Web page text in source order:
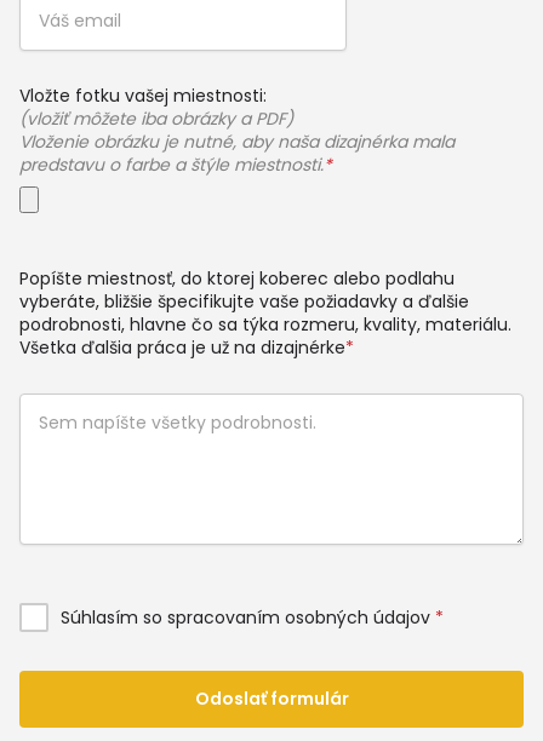
Vložte fotku vašej miestnosti:
(vložiť môžete iba obrázky a PDF)
Vloženie obrázku je nutné, aby naša dizajnérka mala
predstavu o farbe a štýle miestnosti.*
Popíšte miestnosť, do ktorej koberec alebo podlahu
vyberáte, bližšie špecifikujte vaše požiadavky a ďalšie
podrobnosti, hlavne čo sa týka rozmeru, kvality, materiálu.
Všetka ďalšia práca je už na dizajnérke*
Súhlasím so spracovaním osobných údajov *
Odoslať formulár